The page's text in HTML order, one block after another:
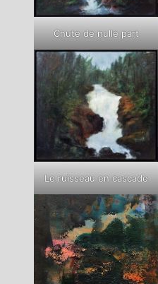
Chute de nulle part
Le ruisseau en cascade